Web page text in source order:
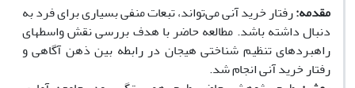
مقدمه:رفتار خرید آنی می‌تواند، تبعات منفی بسیاری برای فرد به
دنبال داشته باشد. مطالعه حاضر با هدف بررسی نقش واسطه­ای
راهبردهای تنظیم شناختی هیجان در رابطه بین ذهن آگاهی و
رفتار خرید آنی انجام شد.